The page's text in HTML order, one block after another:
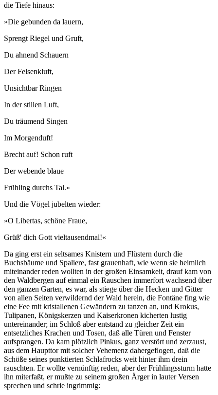
die Tiefe hinaus:
»Die gebunden da lauern,
Sprengt Riegel und Gruft,
Du ahnend Schauern
Der Felsenkluft,
Unsichtbar Ringen
In der stillen Luft,
Du träumend Singen
Im Morgenduft!
Brecht auf! Schon ruft
Der webende blaue
Frühling durchs Tal.«
Und die Vögel jubelten wieder:
»O Libertas, schöne Fraue,
Grüß' dich Gott vieltausendmal!«
Da ging erst ein seltsames Knistern und Flüstern durch die
Buchsbäume und Spaliere, fast grauenhaft, wie wenn sie heimlich
miteinander reden wollten in der großen Einsamkeit, drauf kam von
den Waldbergen auf einmal ein Rauschen immerfort wachsend über
den ganzen Garten, es war, als stiege über die Hecken und Gitter
von allen Seiten verwildernd der Wald herein, die Fontäne fing wie
eine Fee mit kristallenen Gewändern zu tanzen an, und Krokus,
Tulipanen, Königskerzen und Kaiserkronen kicherten lustig
untereinander; im Schloß aber entstand zu gleicher Zeit ein
entsetzliches Krachen und Tosen, daß alle Türen und Fenster
aufsprangen. Da kam plötzlich Pinkus, ganz verstört und zerzaust,
aus dem Haupttor mit solcher Vehemenz dahergeflogen, daß die
Schöße seines punktierten Schlafrocks weit hinter ihm drein
rauschten. Er wollte vernünftig reden, aber der Frühlingssturm hatte
ihn miterfaßt, er mußte zu seinem großen Ärger in lauter Versen
sprechen und schrie ingrimmig: